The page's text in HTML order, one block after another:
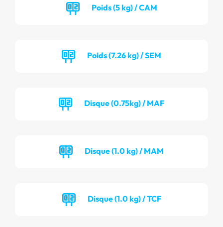
Poids (5 kg) / CAM
Poids (7.26 kg) / SEM
Disque (0.75kg) / MAF
Disque (1.0 kg) / MAM
Disque (1.0 kg) / TCF